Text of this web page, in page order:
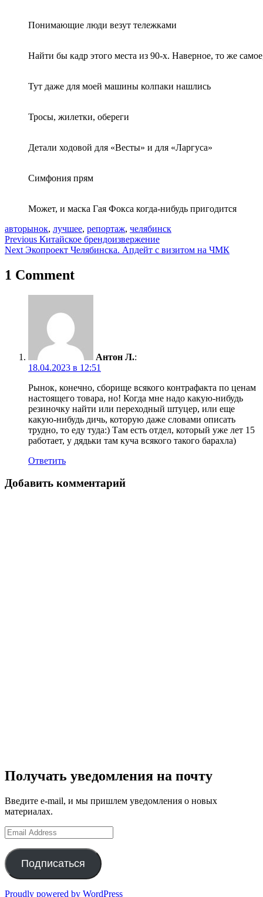
Понимающие люди везут тележками
Найти бы кадр этого места из 90-х. Наверное, то же
Тут даже для моей машины колпаки нашлись
Тросы, жилетки, обереги
Детали ходовой для «Весты» и для «Ларгуса»
Симфония прям
Может, и маска Гая Фокса когда-нибудь пригодится
авторынок, лучшее, репортаж, челябинск
Навигация
по
записям
Previous Китайское брендоизвержение
Next Экопроект Челябинска. Апдейт с визитом на ЧМК
1 Comment
Антон Л.:
18.04.2023 в 12:51
Рынок, конечно, сборище всякого контрафакта по ценам
настоящего товара, но! Когда мне надо какую-нибудь
резиночку найти или переходный штуцер, или еще
какую-нибудь дичь, которую даже словами описать
трудно, то еду туда:) Там есть отдел, который уже лет 15
работает, у дядьки там куча всякого такого барахла)
Ответить
Добавить комментарий
Получать уведомления на почту
Введите e-mail, и мы пришлем уведомления о новых
материалах.
Email
Address
Подписаться
Proudly powered by WordPress